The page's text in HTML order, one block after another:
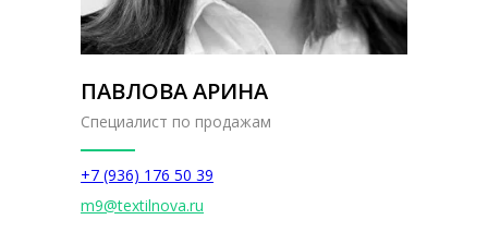
ПАВЛОВА АРИНА
Специалист по продажам
+7 (936) 176 50 39
m9@textilnova.ru